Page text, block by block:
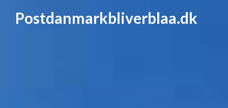
Postdanmarkbliverblaa.dk